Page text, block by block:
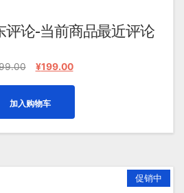
评论-当前商品最近评论
原
¥299.00。
¥199.00当
为：
¥199.00。
加入购物车
促销中